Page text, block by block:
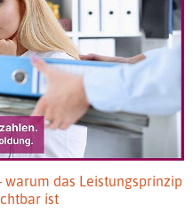
warum das Leistungsprinzip
ist